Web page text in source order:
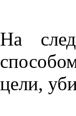
На
цели,